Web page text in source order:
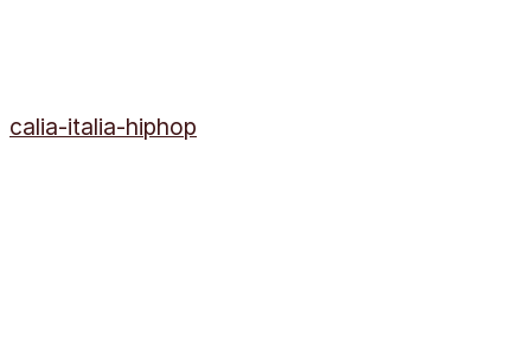
calia-italia-hiphop